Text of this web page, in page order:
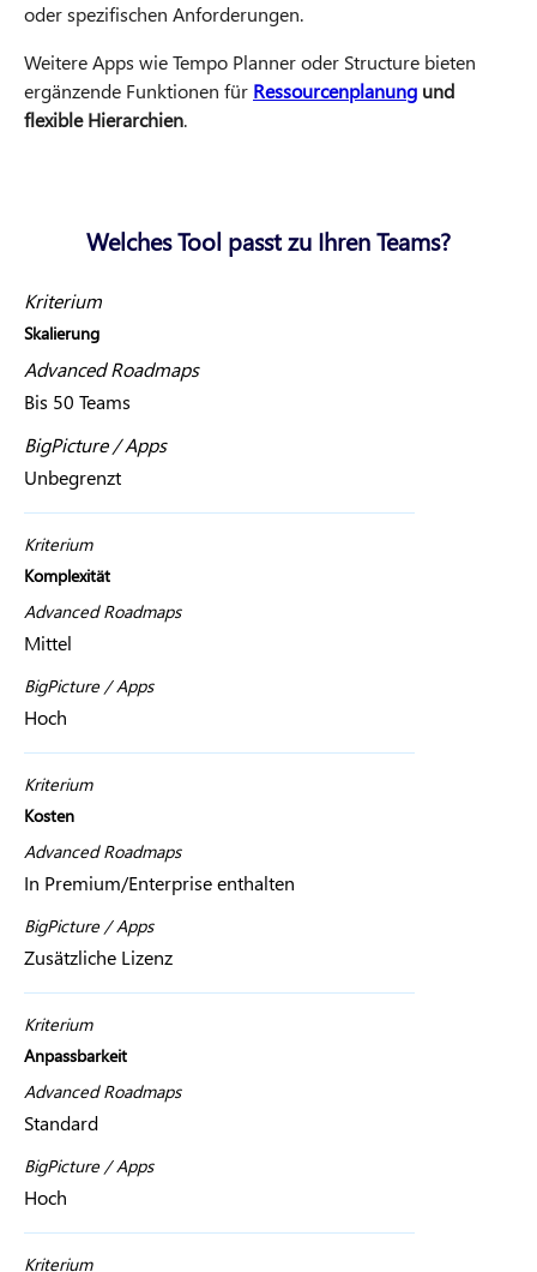
oder spezifischen Anforderungen.
Weitere Apps wie Tempo Planner oder Structure bieten
ergänzende Funktionen für Ressourcenplanung und
flexible Hierarchien.
Welches Tool passt zu Ihren Teams?
Kriterium
Skalierung
Advanced Roadmaps
Bis 50 Teams
BigPicture / Apps
Unbegrenzt
Kriterium
Komplexität
Advanced Roadmaps
Mittel
BigPicture / Apps
Hoch
Kriterium
Kosten
Advanced Roadmaps
In Premium/Enterprise enthalten
BigPicture / Apps
Zusätzliche Lizenz
Kriterium
Anpassbarkeit
Advanced Roadmaps
Standard
BigPicture / Apps
Hoch
Kriterium